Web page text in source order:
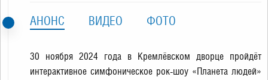
АНОНС ВИДЕО ФОТО
30 ноября 2024 года в Кремлёвском дворце пройдёт
интерактивное симфоническое рок-шоу «Планета людей»